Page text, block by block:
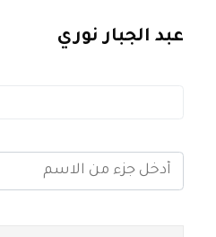
عبد الجبار نوري
أدخل جزء من الاسم